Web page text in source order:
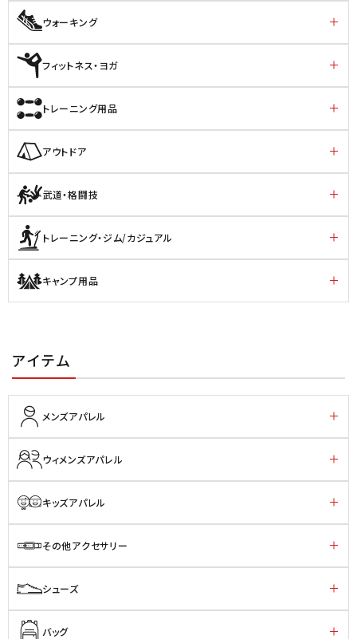
ウォーキング
フィットネス・ヨガ
トレーニング用品
アウトドア
武道・格闘技
トレーニング・ジム/カジュアル
キャンプ用品
アイテム
メンズアパレル
ウィメンズアパレル
キッズアパレル
その他アクセサリー
シューズ
バッグ